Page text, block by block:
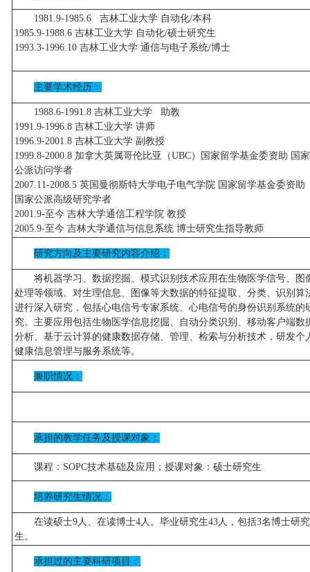
1981.9-1985.6 吉林工业大学 自动化/本科
1985.9-1988.6 吉林工业大学 自动化/硕士研究生
1993.3-1996.10 吉林工业大学 通信与电子系统/博士
主要学术经历：
1988.6-1991.8 吉林工业大学 助教
1991.9-1996.8 吉林工业大学 讲师
1996.9-2001.8 吉林工业大学 副教授
1999.8-2000.8 加拿大英属哥伦比亚（UBC）国家留学基金委资助 国家
公派访问学者
2007.11-2008.5 英国曼彻斯特大学电子电气学院 国家留学基金委资助
国家公派高级研究学者
2001.9-至今 吉林大学通信工程学院 教授
2005.9-至今 吉林大学通信与信息系统 博士研究生指导教师
研究方向及主要研究内容介绍：
将机器学习、数据挖掘、模式识别技术应用在生物医学信号、图
处理等领域。对生理信息、图像等大数据的特征提取、分类、识别算
进行深入研究，包括心电信号专家系统、心电信号的身份识别系统的
究。主要应用包括生物医学信息挖掘、自动分类识别、移动客户端数
分析、基于云计算的健康数据存储、管理、检索与分析技术，研发个
健康信息管理与服务系统等。
兼职情况：
承担的教学任务及授课对象：
课程：SOPC技术基础及应用；授课对象：硕士研究生
培养研究生情况：
在读硕士9人、在读博士4人。毕业研究生43人，包括3名博士研究
生。
承担过的主要科研项目：